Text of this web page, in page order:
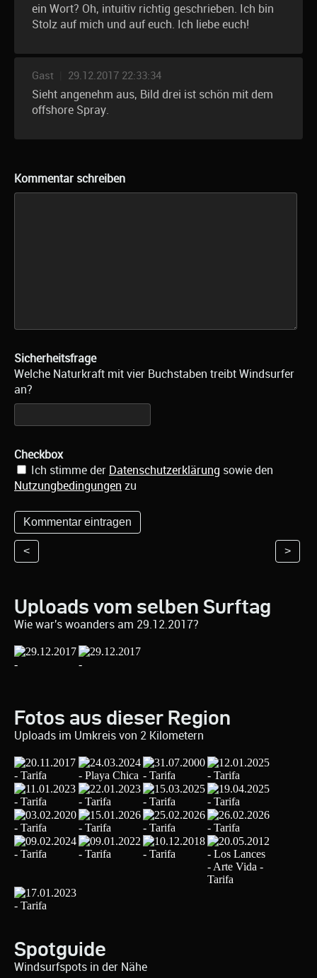
ein Wort? Oh, intuitiv richtig geschrieben. Ich bin
Stolz auf mich und auf euch. Ich liebe euch!
Gast 29.12.2017 22:33:34
Sieht angenehm aus, Bild drei ist schön mit dem
offshore Spray.
Kommentar schreiben
Sicherheitsfrage
Welche Naturkraft mit vier Buchstaben treibt Windsurfer
an?
Checkbox
Ich stimme der Datenschutzerklärung sowie den
Nutzungbedingungen zu
< >
Uploads vom selben Surftag
Wie war's woanders am 29.12.2017?
Fotos aus dieser Region
Uploads im Umkreis von 2 Kilometern
Spotguide
Windsurfspots in der Nähe